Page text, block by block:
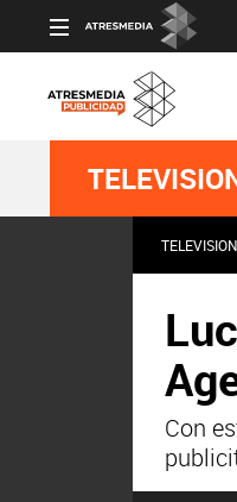
TELEVISION
Con